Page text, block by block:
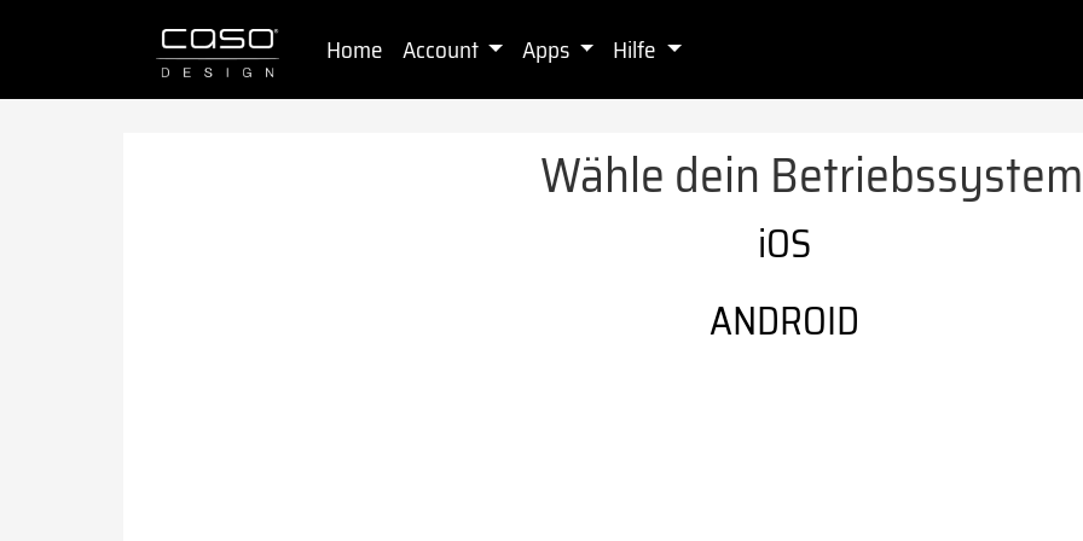
Home Account Apps Hilfe
Wähle dein Betriebssystem
iOS
ANDROID